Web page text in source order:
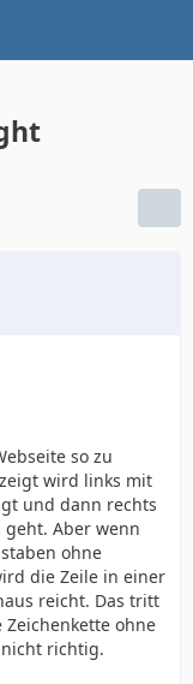
so zu
wird links mit
und dann rechts
geht. Aber wenn
ohne
die Zeile in einer
reicht. Das tritt
ohne
richtig.